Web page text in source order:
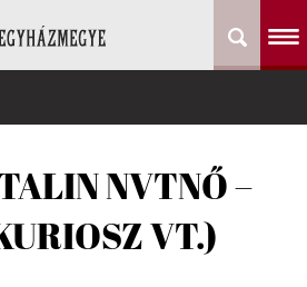
NVTNŐ –
VT.)